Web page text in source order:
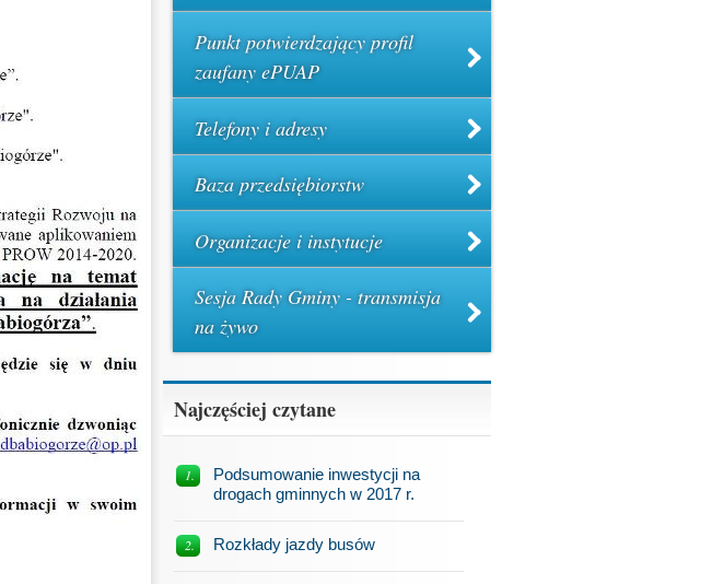
Punkt potwierdzający profil
zaufany ePUAP
Telefony i adresy
Baza przedsiębiorstw
Organizacje i instytucje
Sesja Rady Gminy - transmisja
na żywo
Najczęściej czytane
Podsumowanie inwestycji na
drogach gminnych w 2017 r.
Rozkłady jazdy busów